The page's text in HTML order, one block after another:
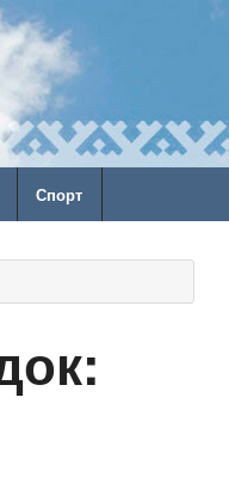
Спорт